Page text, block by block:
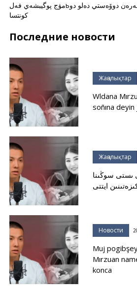
مۋج پوگيبشەي فەلьدشەرا ۋلدانا مىرزۋان نامەرەن دوۆەستي دەلو دو
كونتسا
Последние новости
Жаңалықтар
Wldana
soñına
Жаңалықтар
ىستى سوڭىنا
ايتتى
Новости
Muj
Mırzuan
konca